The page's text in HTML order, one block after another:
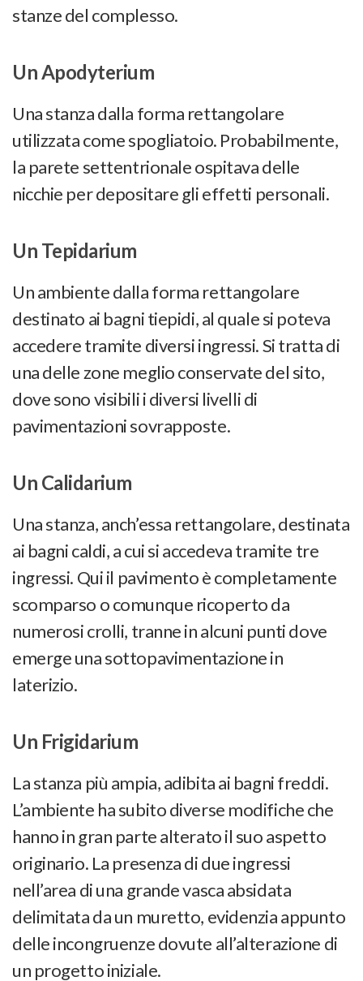
stanze del complesso.
Un Apodyterium
Una stanza dalla forma rettangolare
utilizzata come spogliatoio. Probabilmente,
la parete settentrionale ospitava delle
nicchie per depositare gli effetti personali.
Un Tepidarium
Un ambiente dalla forma rettangolare
destinato ai bagni tiepidi, al quale si poteva
accedere tramite diversi ingressi. Si tratta di
una delle zone meglio conservate del sito,
dove sono visibili i diversi livelli di
pavimentazioni sovrapposte.
Un Calidarium
Una stanza, anch’essa rettangolare, destinata
ai bagni caldi, a cui si accedeva tramite tre
ingressi. Qui il pavimento è completamente
scomparso o comunque ricoperto da
numerosi crolli, tranne in alcuni punti dove
emerge una sottopavimentazione in
laterizio.
Un Frigidarium
La stanza più ampia, adibita ai bagni freddi.
L’ambiente ha subito diverse modifiche che
hanno in gran parte alterato il suo aspetto
originario. La presenza di due ingressi
nell’area di una grande vasca absidata
delimitata da un muretto, evidenzia appunto
delle incongruenze dovute all’alterazione di
un progetto iniziale.